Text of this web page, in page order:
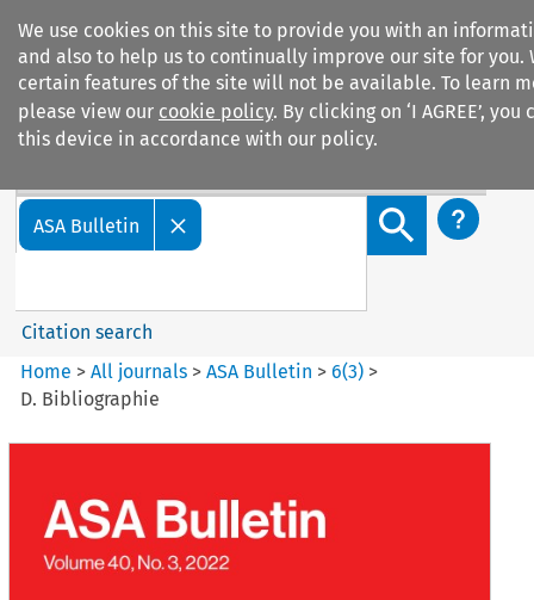
We use cookies on this site to provide you with an
and also to help us to continually improve our site for you.
certain features of the site will not be available. To learn
please view our cookie policy. By clicking on ‘I AGREE’,
this device in accordance with our policy.
ASA Bulletin
Search content
Citation search
Home >All journals >ASA Bulletin >6(3) >
D. Bibliographie